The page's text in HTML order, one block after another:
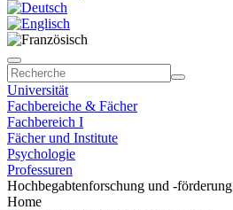
Universität
Fachbereiche & Fächer
Fachbereich I
Fächer und Institute
Psychologie
Professuren
Hochbegabtenforschung und -förderung
Home